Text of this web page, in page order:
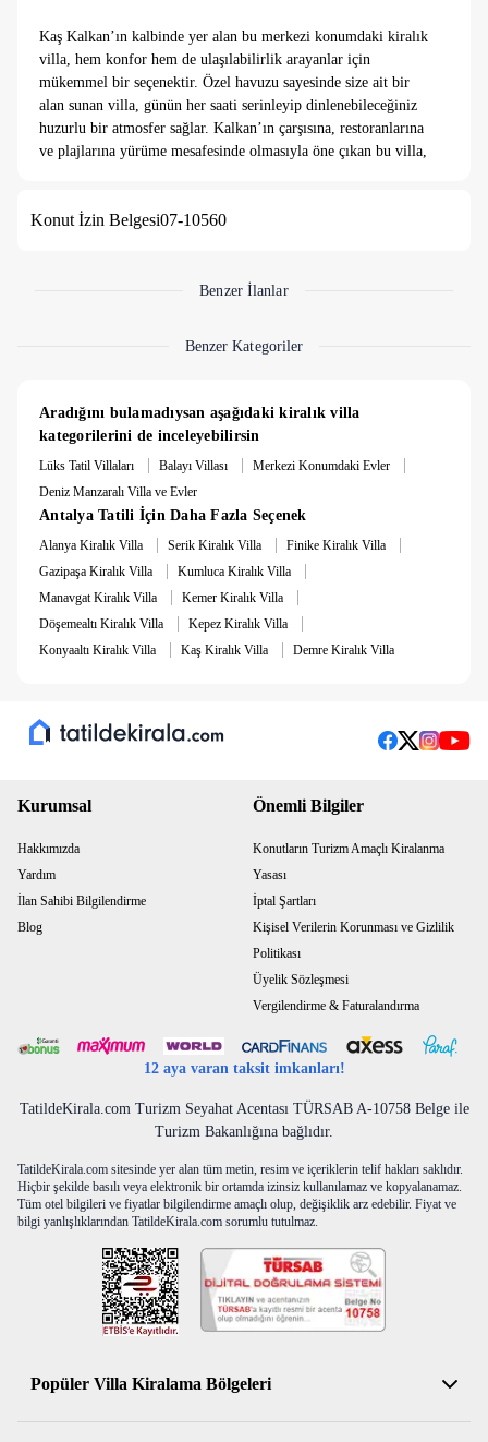
Kaş Kalkan’ın kalbinde yer alan bu merkezi konumdaki kiralık
villa, hem konfor hem de ulaşılabilirlik arayanlar için
mükemmel bir seçenektir. Özel havuzu sayesinde size ait bir
alan sunan villa, günün her saati serinleyip dinlenebileceğiniz
huzurlu bir atmosfer sağlar. Kalkan’ın çarşısına, restoranlarına
ve plajlarına yürüme mesafesinde olmasıyla öne çıkan bu villa,
alanlarıyla hem aileler hem arkadaş grupları için idealdir.
: 5.000 TL Hasar Depozitosu bulunmaktadır. Hasarsızlık
Konut İzin Belgesi07-10560
Benzer İlanlar
Benzer Kategoriler
Aradığını bulamadıysan aşağıdaki kiralık villa
kategorilerini de inceleyebilirsin
Lüks Tatil Villaları | Balayı Villası | Merkezi Konumdaki Evler |
Deniz Manzaralı Villa ve Evler
Antalya Tatili İçin Daha Fazla Seçenek
Alanya Kiralık Villa | Serik Kiralık Villa | Finike Kiralık Villa |
Gazipaşa Kiralık Villa | Kumluca Kiralık Villa |
Manavgat Kiralık Villa | Kemer Kiralık Villa |
Döşemealtı Kiralık Villa | Kepez Kiralık Villa |
Konyaaltı Kiralık Villa | Kaş Kiralık Villa | Demre Kiralık Villa
Kurumsal
Hakkımızda
Yardım
İlan Sahibi Bilgilendirme
Blog
Önemli Bilgiler
Konutların Turizm Amaçlı Kiralanma
Yasası
İptal Şartları
Kişisel Verilerin Korunması ve Gizlilik
Politikası
Üyelik Sözleşmesi
Vergilendirme & Faturalandırma
12 aya varan taksit imkanları!
TatildeKirala.com Turizm Seyahat Acentası TÜRSAB A-10758 Belge ile
Turizm Bakanlığına bağlıdır.
TatildeKirala.com sitesinde yer alan tüm metin, resim ve içeriklerin telif hakları saklıdır.
Hiçbir şekilde basılı veya elektronik bir ortamda izinsiz kullanılamaz ve kopyalanamaz.
Tüm otel bilgileri ve fiyatlar bilgilendirme amaçlı olup, değişiklik arz edebilir. Fiyat ve
bilgi yanlışlıklarından TatildeKirala.com sorumlu tutulmaz.
Popüler Villa Kiralama Bölgeleri
Antalya Kiralık Villa